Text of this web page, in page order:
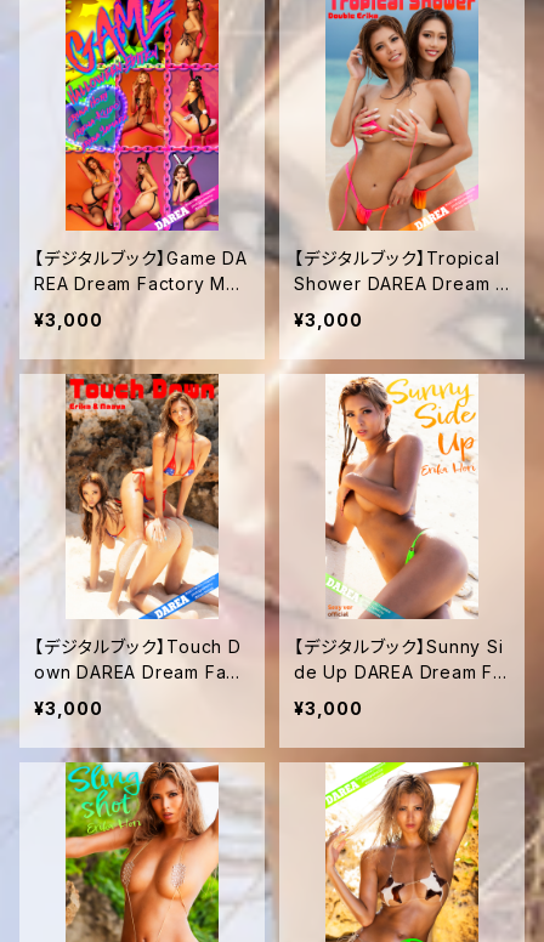
【デジタルブック】Game DA
REA Dream Factory Mag
azine
¥3,000
【デジタルブック】Tropical
Shower DAREA Dream F
actory Magazine
¥3,000
【デジタルブック】Touch D
own DAREA Dream Fact
ory Magazine
¥3,000
【デジタルブック】Sunny Si
de Up DAREA Dream Fa
ctory Magazine
¥3,000